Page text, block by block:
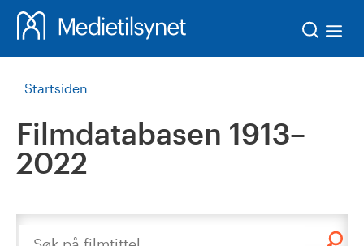
Startsiden
Filmdatabasen 1913–
2022
Søk